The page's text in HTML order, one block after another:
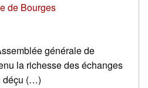
de Bourges
générale de
la richesse des échanges
déçu (…)